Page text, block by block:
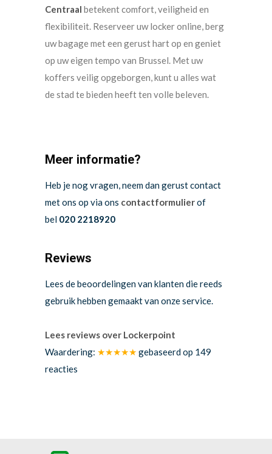
Centraal betekent comfort, veiligheid en
flexibiliteit. Reserveer uw locker online, berg
uw bagage met een gerust hart op en geniet
op uw eigen tempo van Brussel. Met uw
koffers veilig opgeborgen, kunt u alles wat
de stad te bieden heeft ten volle beleven.
Meer informatie?
Heb je nog vragen, neem dan gerust contact
met ons op via ons contactformulierof
bel 020 2218920
Reviews
Lees de beoordelingen van klanten die reeds
gebruik hebben gemaakt van onze service.
Lees reviews over Lockerpoint
Waardering: ★★★★★ gebaseerd op 149
reacties